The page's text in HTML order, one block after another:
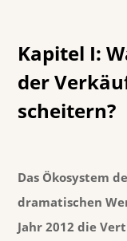
Kapitel I:
der
scheitern?
Das Ökosystem
dramatischen
Jahr 2012 die